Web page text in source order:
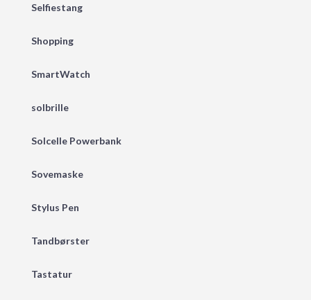
Selfiestang
Shopping
SmartWatch
solbrille
Solcelle Powerbank
Sovemaske
Stylus Pen
Tandbørster
Tastatur